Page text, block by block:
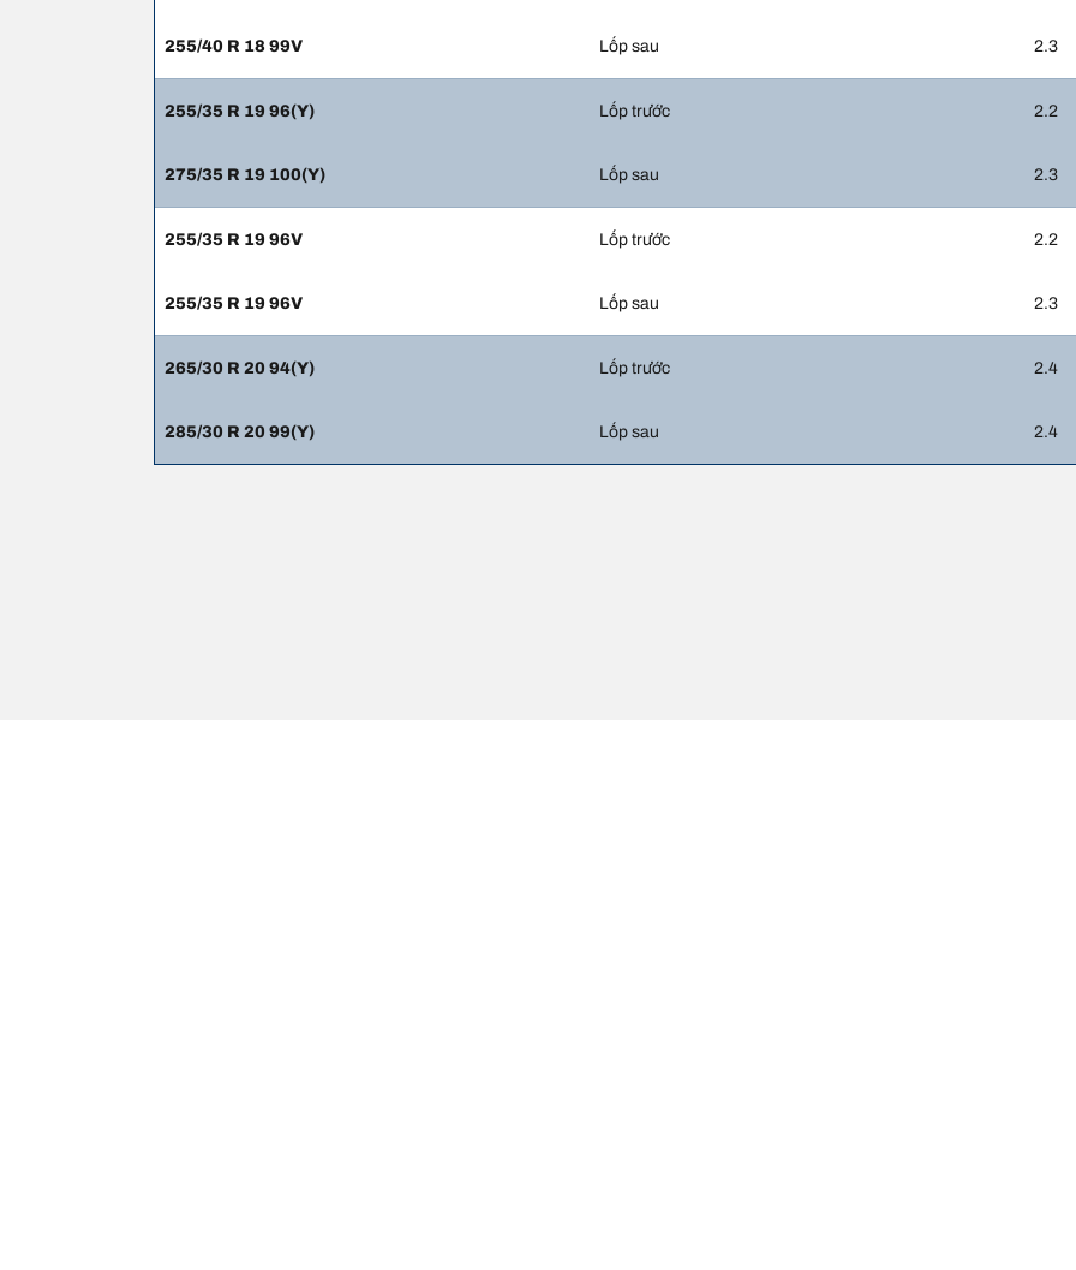
255/40 R 18 99V Lốp sau 2.3
255/35 R 19 96(Y) Lốp trước 2.2
275/35 R 19 100(Y) Lốp sau 2.3
255/35 R 19 96V Lốp trước 2.2
255/35 R 19 96V Lốp sau 2.3
265/30 R 20 94(Y) Lốp trước 2.4
285/30 R 20 99(Y) Lốp sau 2.4